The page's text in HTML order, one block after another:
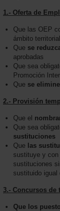
1.- Oferta de
Que las OEP
ámbito territorial
Que se
aprobadas
Que sea
Promoción
Que se
2.- Provisión
Que el
Que sea
sustituciones
Que las
sustituye y
sustituciones
sustituido igual
3.- Concursos de
Que los